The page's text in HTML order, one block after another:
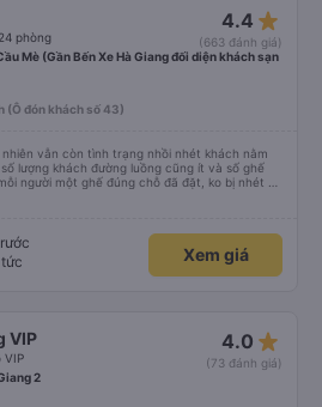
phòng
4.4 star_rate
(663 đánh giá)
Mè (Gần Bến Xe Hà Giang đối diện khách sạn
(Ô đón khách số 43)
vẫn còn tình trạng nhồi nhét khách nằm
lượng khách đường luồng cũng ít và số ghế
người một ghế đúng chỗ đã đặt, ko bị nhét 2
nên vẫn đánh giá 5 sao nhé.
Xem giá
VIP
VIP
4.0 star_rate
(73 đánh giá)
2